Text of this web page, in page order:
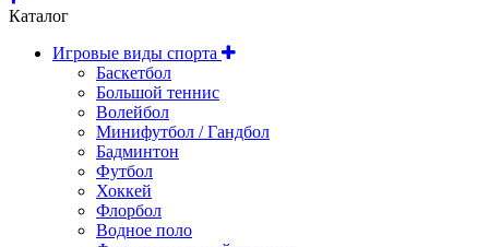
Каталог
Игровые виды спорта
Баскетбол
Большой теннис
Волейбол
Минифутбол / Гандбол
Бадминтон
Футбол
Хоккей
Флорбол
Водное поло